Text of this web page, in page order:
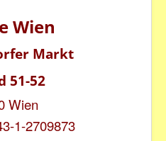
Wien
Markt
51-52
Wien
1-2709873